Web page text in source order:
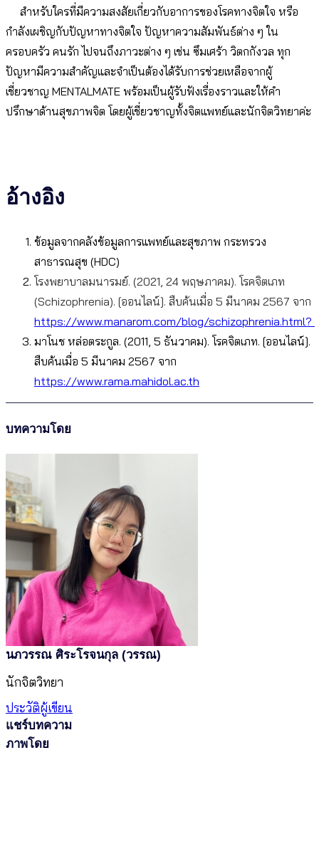
สำหรับใครที่มีความสงสัยเกี่ยวกับอาการของโรคทางจิตใจ หรือ
กำลังเผชิญกับปัญหาทางจิตใจ ปัญหาความสัมพันธ์ต่าง ๆ ใน
ครอบครัว คนรัก ไปจนถึงภาวะต่าง ๆ เช่น ซึมเศร้า วิตกกังวล ทุก
ปัญหามีความสำคัญและจำเป็นต้องได้รับการช่วยเหลือจากผู้
เชี่ยวชาญ MENTALMATE พร้อมเป็นผู้รับฟังเรื่องราวและให้คำ
ปรึกษาด้านสุขภาพจิต โดยผู้เชี่ยวชาญทั้งจิตแพทย์และนักจิตวิทยาค่ะ
อ้างอิง
ข้อมูลจากคลังข้อมูลการแพทย์และสุขภาพ กระทรวง
สาธารณสุข (HDC)
โรงพยาบาลมนารมย์. (2021, 24 พฤษภาคม). โรคจิตเภท
(Schizophrenia). [ออนไลน์]. สืบค้นเมื่อ 5 มีนาคม 2567 จาก
https://www.manarom.com/blog/schizophrenia.html?
มาโนช หล่อตระกูล. (2011, 5 ธันวาคม). โรคจิตเภท. [ออนไลน์].
สืบค้นเมื่อ 5 มีนาคม 2567 จาก
https://www.rama.mahidol.ac.th
บทความโดย
นภวรรณ ศิระโรจนกุล (วรรณ)
นักจิตวิทยา
ประวัติผู้เขียน
แชร์บทความ
ภาพโดย